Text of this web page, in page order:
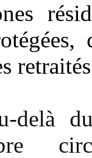
delà